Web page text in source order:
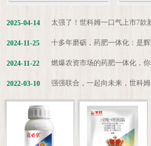
太强了！世科姆一口气上市7款
2025-04-14
2024-11-25
燃爆农资市场的药肥一体化，
2024-11-22
2022-03-10